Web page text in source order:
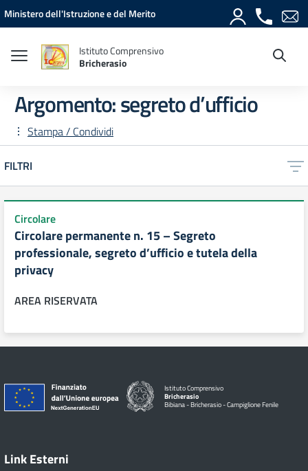
Vai ai contenuti
Vai al menu di navigazione
Vai al footer
Ministero dell'Istruzione e del Merito
Istituto Comprensivo
Bricherasio
Argomento: segreto d’ufficio
Stampa / Condividi
FILTRI
Circolare
Circolare permanente n. 15 – Segreto
professionale, segreto d’ufficio e tutela della
privacy
AREA RISERVATA
Istituto Comprensivo
Bricherasio
Bibiana - Bricherasio - Campiglione Fenile
Link Esterni